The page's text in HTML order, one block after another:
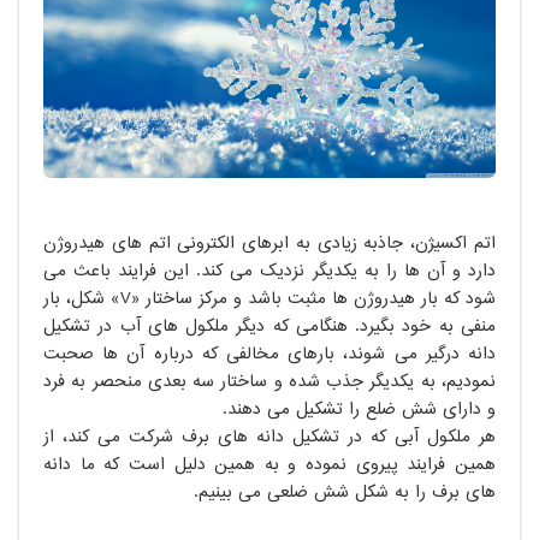
اتم اکسیژن، جاذبه زیادی به ابرهای الکترونی اتم های هیدروژن
دارد و آن ها را به یکدیگر نزدیک می کند. این فرایند باعث می
شود که بار هیدروژن ها مثبت باشد و مرکز ساختار «V» شکل، بار
منفی به خود بگیرد. هنگامی که دیگر ملکول های آب در تشکیل
دانه درگیر می شوند، بارهای مخالفی که درباره آن ها صحبت
نمودیم، به یکدیگر جذب شده و ساختار سه بعدی منحصر به فرد
و دارای شش ضلع را تشکیل می دهند.
هر ملکول آبی که در تشکیل دانه های برف شرکت می کند، از
همین فرایند پیروی نموده و به همین دلیل است که ما دانه
های برف را به شکل شش ضلعی می بینیم.